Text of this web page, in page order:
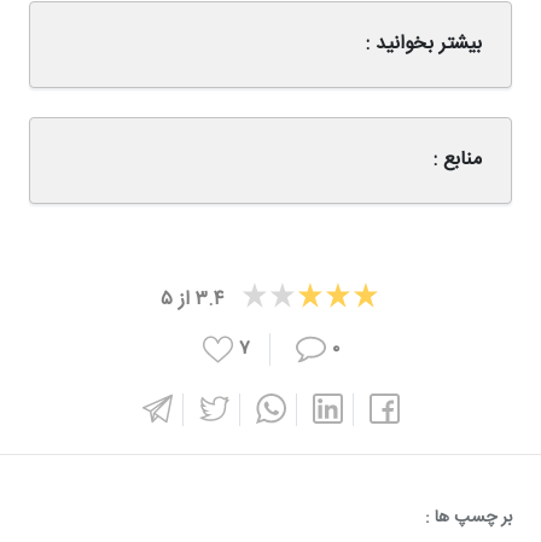
بیشتر بخوانید :
منابع :
۳.۴ از۵
۰
۷
بر چسپ ها :